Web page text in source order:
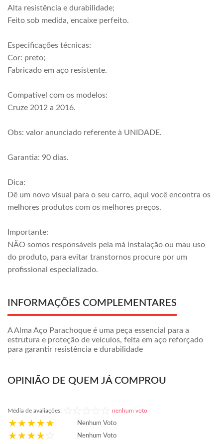
Alta resistência e durabilidade;
Feito sob medida, encaixe perfeito.
Especificações técnicas:
Cor: preto;
Fabricado em aço resistente.
Compatível com os modelos:
Cruze 2012 a 2016.
Obs: valor anunciado referente à UNIDADE.
Garantia: 90 dias.
Dica:
Dê um novo visual para o seu carro, aqui você encontra os
melhores produtos com os melhores preços.
Importante:
NÃO somos responsáveis pela má instalação ou mau uso
do produto, para evitar transtornos procure por um
profissional especializado.
INFORMAÇÕES COMPLEMENTARES
A Alma Aço Parachoque é uma peça essencial para a
estrutura e proteção de veículos, feita em aço reforçado
para garantir resistência e durabilidade
OPINIÃO DE QUEM JÁ COMPROU
Média de avaliações: nenhum voto
Nenhum Voto
Nenhum Voto